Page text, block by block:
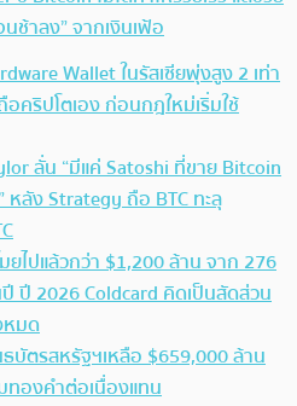
ช้าลง” จากเงินเฟ้อ
Wallet ในรัสเซียพุ่งสูง 2 เท่า
คริปโตเอง ก่อนกฎใหม่เริ่มใช้
ลั่น “มีแค่ Satoshi ที่ขาย Bitcoin
ลัง Strategy ถือ BTC ทะลุ
ยไปแล้วกว่า $1,200 ล้าน จาก 276
ปี 2026 Coldcard คิดเป็นสัดส่วน
หมด
บัตรสหรัฐฯเหลือ $659,000 ล้าน
ทองคำต่อเนื่องแทน